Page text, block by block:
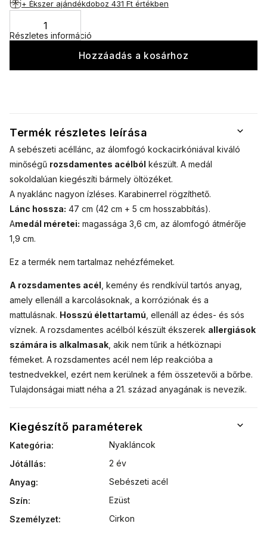
Hozzáadás a kosárhoz
+ Ékszer ajándékdoboz 431 Ft értékben
Részletes információ
Termék részletes leírása
A sebészeti acéllánc, az álomfogó kockacirkóniával kiváló
minőségű rozsdamentes acélból készült. A medál
sokoldalúan kiegészíti bármely öltözéket.
A nyaklánc nagyon ízléses. Karabinerrel rögzíthető.
Lánc hossza: 47 cm (42 cm + 5 cm hosszabbítás).
Amedál méretei: magassága 3,6 cm, az álomfogó átmérője
1,9 cm.
Ez a termék nem tartalmaz nehézfémeket.
A rozsdamentes acél , kemény és rendkívül tartós anyag,
amely ellenáll a karcolásoknak, a korróziónak és a
mattulásnak. Hosszú élettartamú , ellenáll az édes- és sós
víznek. A rozsdamentes acélból készült ékszerek allergiások
számára is alkalmasak , akik nem tűrik a hétköznapi
fémeket. A rozsdamentes acél nem lép reakcióba a
testnedvekkel, ezért nem kerülnek a fém összetevői a bőrbe.
Tulajdonságai miatt néha a 21. század anyagának is nevezik.
Kiegészítő paraméterek
Kategória:
Nyakláncok
Jótállás:
2 év
Anyag:
Sebészeti acél
Szín:
Ezüst
Személyzet: Cirkon